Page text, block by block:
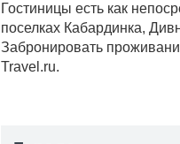
Гостиницы есть как
поселках Кабардинка,
Забронировать
Travel.ru.